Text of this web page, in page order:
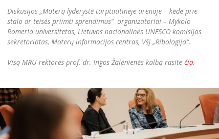
Diskusijos „Moterų lyderystė tarptautinėje arenoje – kėdė prie
stalo ar teisės priimti sprendimus“ organizatoriai – Mykolo
Romerio universitetas, Lietuvos nacionalinės UNESCO komisijos
sekretoriatas, Moterų informacijos centras, VšĮ „Ribologija“.
Visą MRU rektorės prof. dr. Ingos Žalėnienės kalbą rasite čia.